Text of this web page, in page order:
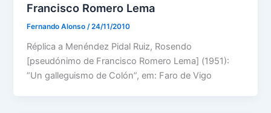
Francisco Romero Lema
Fernando Alonso/24/11/2010
Réplica a Menéndez Pidal Ruiz, Rosendo
[pseudónimo de Francisco Romero Lema] (1951):
“Un galleguismo de Colón”, em: Faro de Vigo